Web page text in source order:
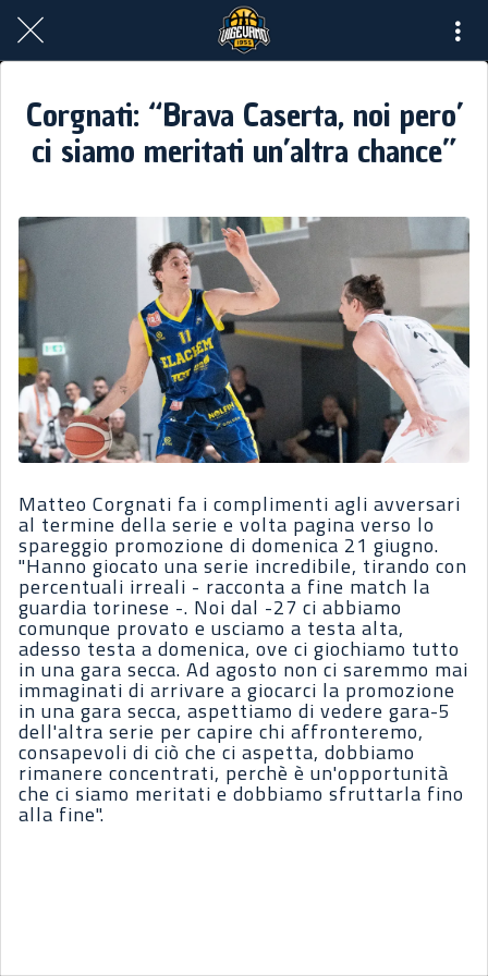
Corgnati: “Brava Caserta, noi pero’
ci siamo meritati un’altra chance”
Matteo Corgnati fa i complimenti agli avversari
al termine della serie e volta pagina verso lo
spareggio promozione di domenica 21 giugno.
"Hanno giocato una serie incredibile, tirando con
percentuali irreali - racconta a fine match la
guardia torinese -. Noi dal -27 ci abbiamo
comunque provato e usciamo a testa alta,
adesso testa a domenica, ove ci giochiamo tutto
in una gara secca. Ad agosto non ci saremmo mai
immaginati di arrivare a giocarci la promozione
in una gara secca, aspettiamo di vedere gara-5
dell'altra serie per capire chi affronteremo,
consapevoli di ciò che ci aspetta, dobbiamo
rimanere concentrati, perchè è un'opportunità
che ci siamo meritati e dobbiamo sfruttarla fino
alla fine".